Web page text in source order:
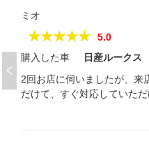
ミオ
★★★★★
5.0
購入した車
日産ルークス
2回お店に伺いましたが、来
だけて、すぐ対応していた